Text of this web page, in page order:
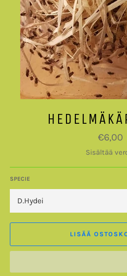
€6,00
Sisältää
SPECIE
LISÄÄ